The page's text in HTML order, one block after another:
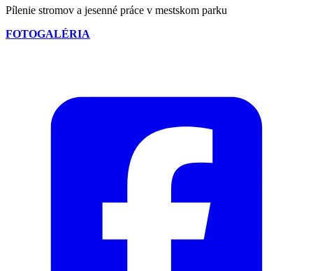
Pílenie stromov a jesenné práce v mestskom parku
FOTOGALÉRIA